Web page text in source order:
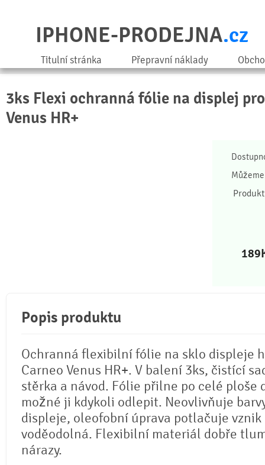
IPHONE-PRODEJNA.cz
Titulní stránka Přepravní náklady
3ks Flexi ochranná fólie na displej
Venus HR+
189
Popis produktu
Ochranná flexibilní fólie na sklo displeje
Carneo Venus HR+. V balení 3ks, čistící
stěrka a návod. Fólie přilne po celé ploše
možné ji kdykoli odlepit. Neovlivňuje
displeje, oleofobní úprava potlačuje
voděodolná. Flexibilní materiál dobře
nárazy.